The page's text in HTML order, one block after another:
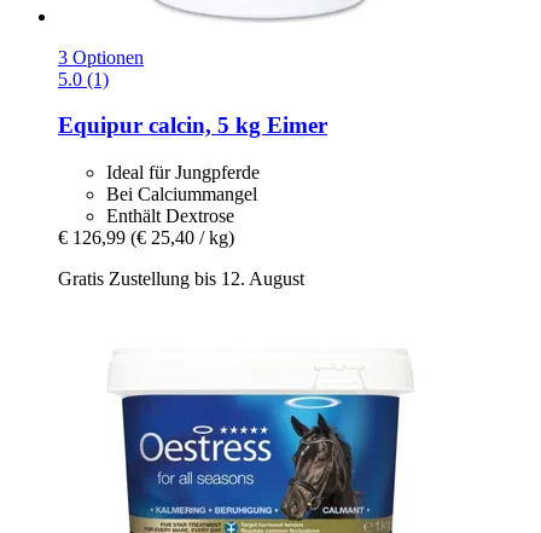
3 Optionen
5.0 (1)
Equipur calcin, 5 kg Eimer
Ideal für Jungpferde
Bei Calciummangel
Enthält Dextrose
€ 126,99 (€ 25,40 / kg)
Gratis Zustellung bis 12. August